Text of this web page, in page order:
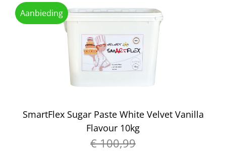
Aanbieding
SmartFlex Sugar Paste White Velvet Vanilla
Flavour 10kg
€100,99